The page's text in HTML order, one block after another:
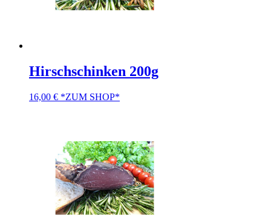
Hirschschinken 200g
16,00 € *ZUM SHOP*